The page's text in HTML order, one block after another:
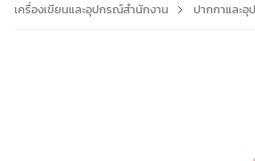
เครื่องเขียนและอุปกรณ์สำนักงาน ปากกาและ